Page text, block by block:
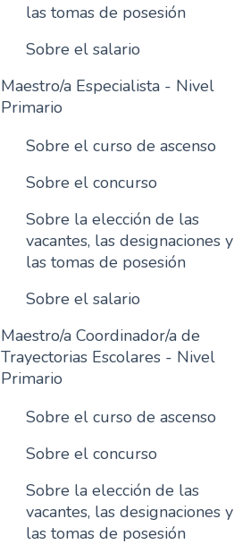
las tomas de posesión
Sobre el salario
Maestro/a Especialista - Nivel
Primario
Sobre el curso de ascenso
Sobre el concurso
Sobre la elección de las
vacantes, las designaciones y
las tomas de posesión
Sobre el salario
Maestro/a Coordinador/a de
Trayectorias Escolares - Nivel
Primario
Sobre el curso de ascenso
Sobre el concurso
Sobre la elección de las
vacantes, las designaciones y
las tomas de posesión